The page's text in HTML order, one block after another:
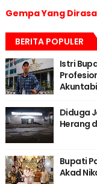
Gempa Yang
BERITA POPULER
Istri
Diduga
Herang
Bupati
Akad